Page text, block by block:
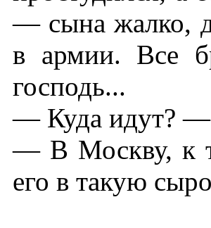
— сына жалко,
в армии. Все
господь...
— Куда идут? —
— В Москву, к
его в такую